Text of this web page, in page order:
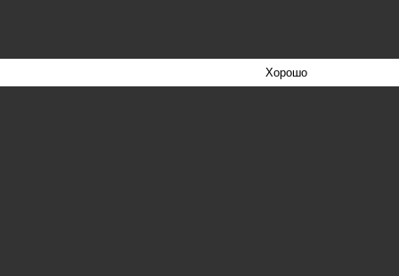
Хорошо